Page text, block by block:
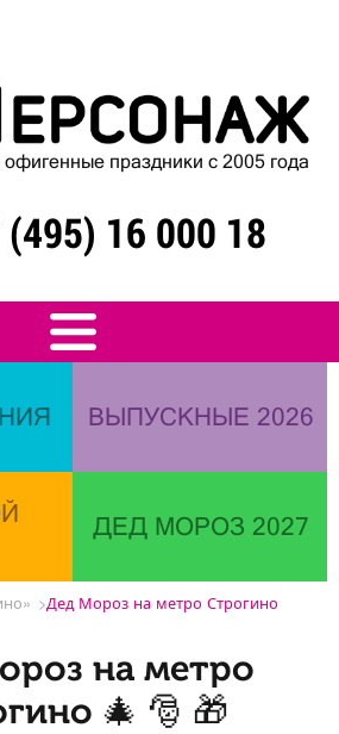
праздники с 2005 года
16 000 18
ВЫПУСКНЫЕ 2026
ДЕД МОРОЗ 2027
Дед Мороз на метро Строгино
на метро
🎄 🎅 🎁